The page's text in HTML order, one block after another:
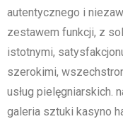
autentycznego i
zestawem funkcji, z
istotnymi,
szerokimi,
usług pielęgniarskich.
galeria sztuki kasyno